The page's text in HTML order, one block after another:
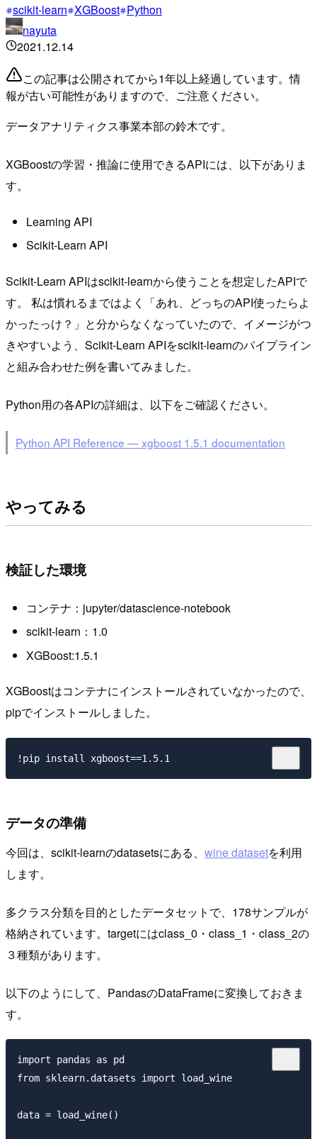
scikit-learn XGBoost Python
nayuta
2021.12.14
この記事は公開されてから1年以上経過しています。情
報が古い可能性がありますので、ご注意ください。
データアナリティクス事業本部の鈴木です。
XGBoostの学習・推論に使用できるAPIには、以下がありま
す。
Learning API
Scikit-Learn API
Scikit-Learn APIはscikit-learnから使うことを想定したAPIで
す。 私は慣れるまではよく「あれ、どっちのAPI使ったらよ
かったっけ？」と分からなくなっていたので、イメージがつ
きやすいよう、Scikit-Learn APIをscikit-learnのパイプライン
と組み合わせた例を書いてみました。
Python用の各APIの詳細は、以下をご確認ください。
Python API Reference — xgboost 1.5.1 documentation
やってみる
検証した環境
コンテナ：jupyter/datascience-notebook
scikit-learn：1.0
XGBoost:1.5.1
XGBoostはコンテナにインストールされていなかったので、
pipでインストールしました。
データの準備
今回は、scikit-learnのdatasetsにある、 wine datasetを利用
します。
多クラス分類を目的としたデータセットで、178サンプルが
格納されています。targetにはclass_0・class_1・class_2の
３種類があります。
以下のようにして、PandasのDataFrameに変換しておきま
す。
import pandas as pd
from sklearn.datasets import load_wine
data = load_wine()